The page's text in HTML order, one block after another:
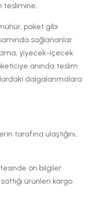
teslimine,
paket gibi
sağlananlar
yiyecek-içecek
anında teslim
dalgalanmalara
tarafına ulaştığını,
ön bilgiler
ürünleri kargo